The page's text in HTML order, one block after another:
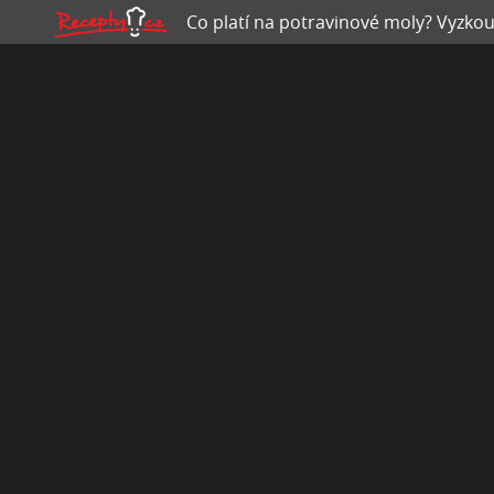
Co platí na potravinové moly?